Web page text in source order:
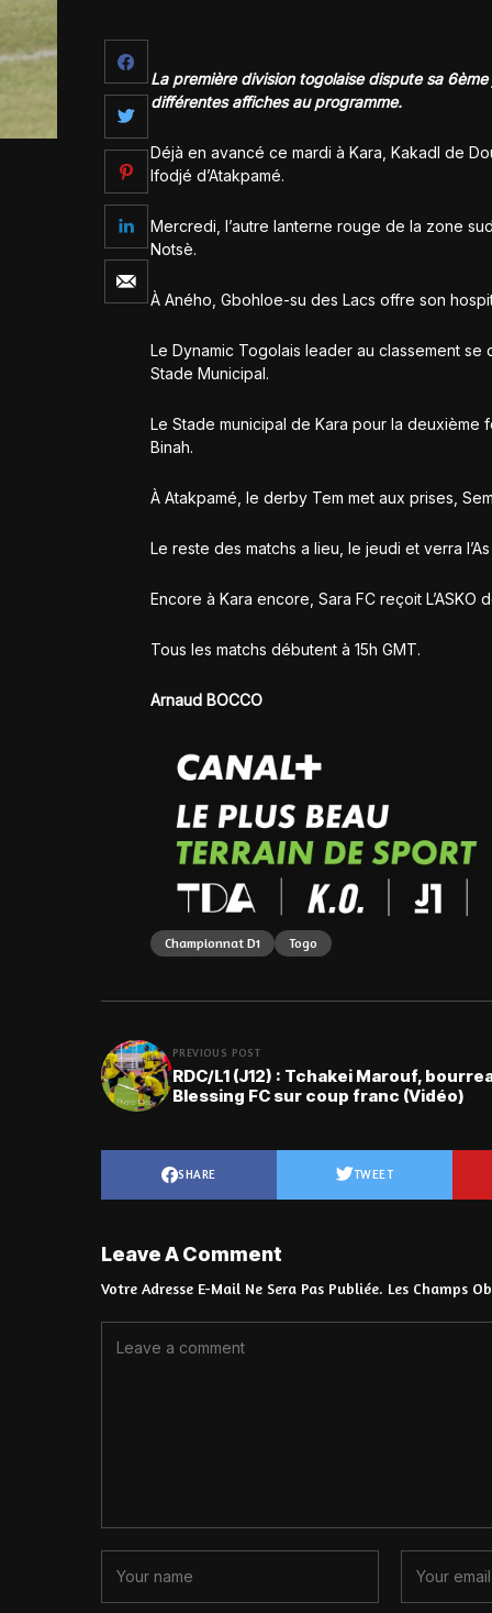
La première division togolaise dispute sa
différentes affiches au programme.
Déjà en avancé ce mardi à Kara, Kakadl de
Ifodjé d’Atakpamé.
Mercredi, l’autre lanterne rouge de la zone
Notsè.
À Aného, Gbohloe-su des Lacs offre son
Le Dynamic Togolais leader au classement
Stade Municipal.
Le Stade municipal de Kara pour la deuxième
Binah.
À Atakpamé, le derby Tem met aux prises,
Le reste des matchs a lieu, le jeudi et verra
Encore à Kara encore, Sara FC reçoit L’ASKO
Tous les matchs débutent à 15h GMT.
Arnaud BOCCO
Championnat D1 Togo
PREVIOUS POST
RDC/L1 (J12) : Tchakei Marouf,
Blessing FC sur coup franc (Vidéo)
SHARE TWEET
Leave A Comment
Votre Adresse E-Mail Ne Sera Pas Publiée. Les Champs